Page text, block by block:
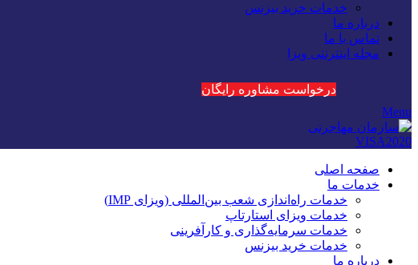
خدمات خرید بیزنس
درباره ما
تماس با ما
مجله اینترنتی ویزا
درخواست مشاوره رایگان
Menu
صفحه اصلی
خدمات ما
خدمات راه‌اندازی شعب بین‌المللی (ویزای IMP)
خدمات ویزای استارتاپ
خدمات سرمایه‌گذاری و کارآفرینی
خدمات خرید بیزنس
درباره ما